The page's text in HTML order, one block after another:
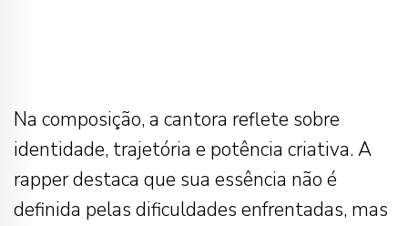
Na composição, a cantora reflete sobre
identidade, trajetória e potência criativa. A
rapper destaca que sua essência não é
definida pelas dificuldades enfrentadas, mas